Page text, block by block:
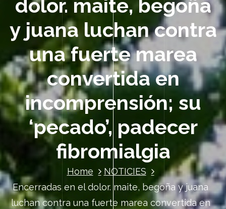
dolor. maite, begoña
y juana luchan contra
una fuerte marea
convertida en
incomprensión; su
‘pecado’, padecer
fibromialgia
Home
NOTICIES
Encerradas en el dolor. maite, begoña y juana
luchan contra una fuerte marea convertida en